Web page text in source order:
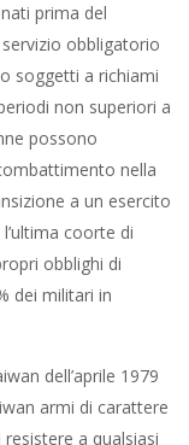
prima del
obbligatorio
soggetti a richiami
non superiori a
possono
nella
a un esercito
coorte di
obblighi di
dei militari in
dell’aprile 1979
armi di carattere
a qualsiasi